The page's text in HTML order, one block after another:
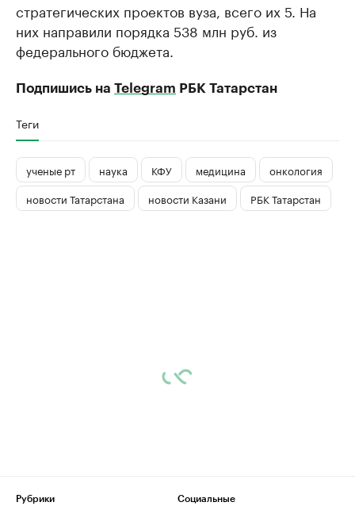
стратегических проектов вуза, всего их 5. На
них направили порядка 538 млн руб. из
федерального бюджета.
Подпишись на Telegram РБК Татарстан
Теги
ученые рт наука КФУ медицина
онкология
новости Татарстана
новости Казани РБК Татарстан
Рубрики
Социальные